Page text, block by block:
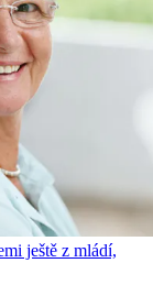
ještě z mládí,